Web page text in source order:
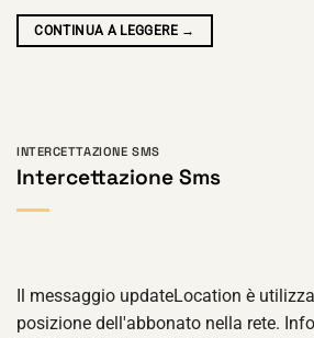
CONTINUA A LEGGERE →
INTERCETTAZIONE SMS
Intercettazione Sms
Il messaggio updateLocation è
posizione dell'abbonato nella rete.